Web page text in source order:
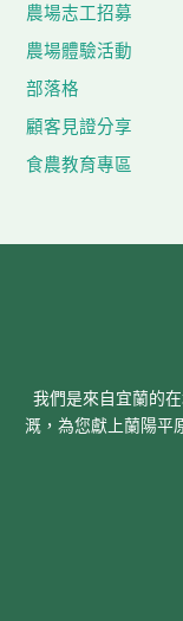
農場志工招募
農場體驗活動
部落格
顧客見證分享
食農教育專區
我們是來自宜蘭的
溉，為您獻上蘭陽平